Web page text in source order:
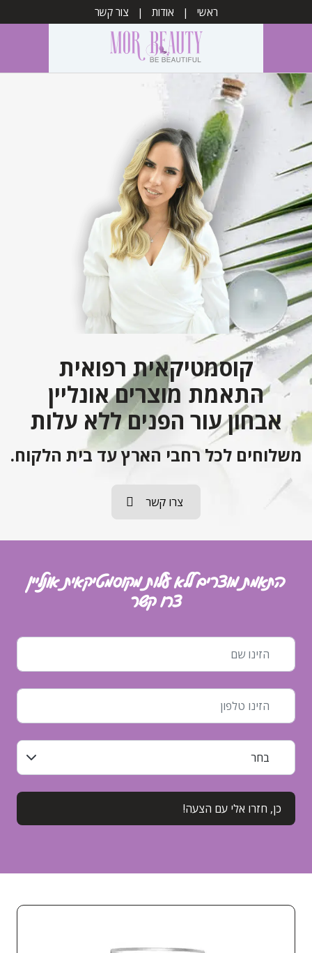
ראשי אודות צור קשר
קוסמטיקאית רפואית
התאמת מוצרים אונליין
אבחון עור הפנים ללא עלות
משלוחים לכל רחבי הארץ עד בית הלקוח.
צרו קשר
התאמת מוצרים ללא עלות מקוסמטיקאית אונליין
צרו קשר